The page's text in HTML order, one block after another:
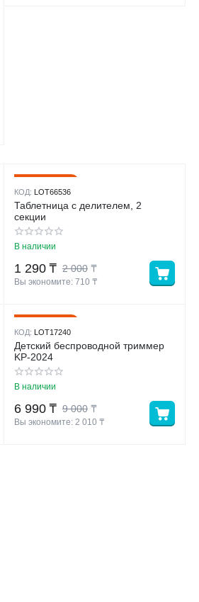
КОД: LOT66536
Таблетница с делителем, 2
секции
В наличии
2 000 ₸
1 290 ₸
Вы экономите: 710 ₸
КОД: LOT17240
Детский беспроводной триммер
KP-2024
В наличии
9 000 ₸
6 990 ₸
Вы экономите: 2 010 ₸